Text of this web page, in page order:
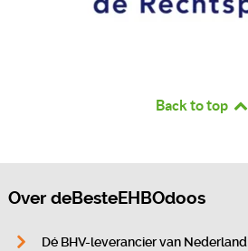
Back to top
Over deBesteEHBOdoos
Dé BHV-leverancier van Nederland